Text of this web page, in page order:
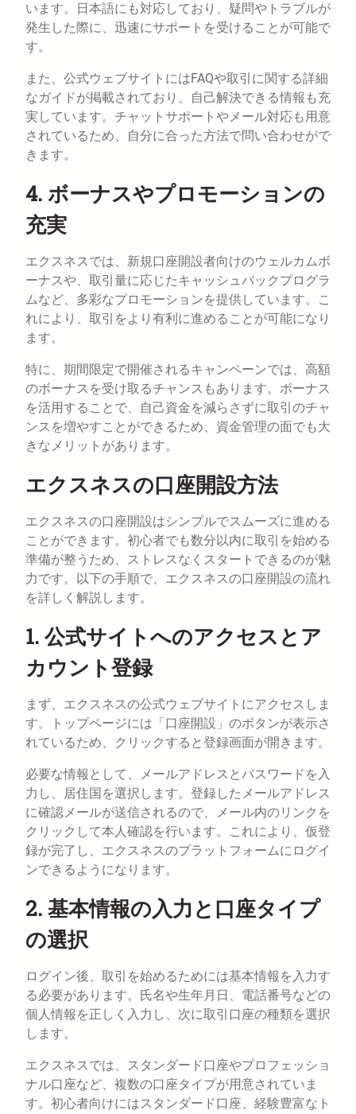
います。日本語にも対応しており、疑問やトラブルが
発生した際に、迅速にサポートを受けることが可能で
す。
また、公式ウェブサイトにはFAQや取引に関する詳細
なガイドが掲載されており、自己解決できる情報も充
実しています。チャットサポートやメール対応も用意
されているため、自分に合った方法で問い合わせがで
きます。
4. ボーナスやプロモーションの
充実
エクスネスでは、新規口座開設者向けのウェルカムボ
ーナスや、取引量に応じたキャッシュバックプログラ
ムなど、多彩なプロモーションを提供しています。こ
れにより、取引をより有利に進めることが可能になり
ます。
特に、期間限定で開催されるキャンペーンでは、高額
のボーナスを受け取るチャンスもあります。ボーナス
を活用することで、自己資金を減らさずに取引のチャ
ンスを増やすことができるため、資金管理の面でも大
きなメリットがあります。
エクスネスの口座開設方法
エクスネスの口座開設はシンプルでスムーズに進める
ことができます。初心者でも数分以内に取引を始める
準備が整うため、ストレスなくスタートできるのが魅
力です。以下の手順で、エクスネスの口座開設の流れ
を詳しく解説します。
1. 公式サイトへのアクセスとア
カウント登録
まず、エクスネスの公式ウェブサイトにアクセスしま
す。トップページには「口座開設」のボタンが表示さ
れているため、クリックすると登録画面が開きます。
必要な情報として、メールアドレスとパスワードを入
力し、居住国を選択します。登録したメールアドレス
に確認メールが送信されるので、メール内のリンクを
クリックして本人確認を行います。これにより、仮登
録が完了し、エクスネスのプラットフォームにログイ
ンできるようになります。
2. 基本情報の入力と口座タイプ
の選択
ログイン後、取引を始めるためには基本情報を入力す
る必要があります。氏名や生年月日、電話番号などの
個人情報を正しく入力し、次に取引口座の種類を選択
します。
エクスネスでは、スタンダード口座やプロフェッショ
ナル口座など、複数の口座タイプが用意されていま
す。初心者向けにはスタンダード口座、経験豊富なト